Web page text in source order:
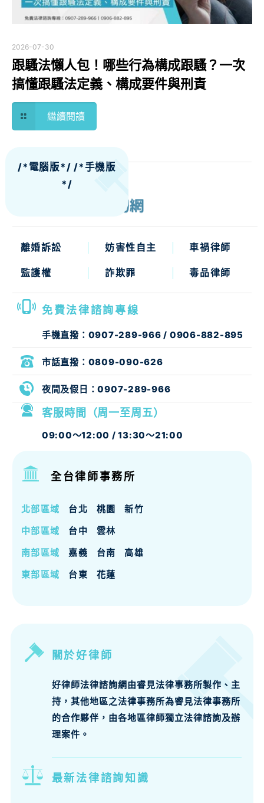
2026-07-30
跟騷法懶人包！哪些行為構成跟騷？一次
搞懂跟騷法定義、構成要件與刑責
繼續閱讀
/*電腦版*//*手機版
*/
關於好律師
好律師法律諮詢網由睿見法律事務所製作、主
持，其他地區之法律事務所為睿見法律事務所
的合作夥伴，由各地區律師獨立法律諮詢及辦
理案件。
最新法律諮詢知識
離婚訴訟 妨害性自主 車禍律師
監護權 詐欺罪 毒品律師
免費法律諮詢專線
手機直撥： 0907-289-966 / 0906-882-895
市話直撥： 0809-090-626
客服時間（周一至周五）
09:00～12:00 / 13:30～21:00
夜間及假日：0907-289-966
全台律師事務所
北部區域 台北 桃園 新竹
南部區域 嘉義 台南 高雄
中部區域 台中 雲林
東部區域 台東 花蓮